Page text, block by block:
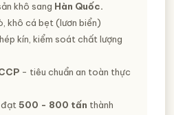
khô sang Hàn Quốc.
khô cá bẹt (lươn biển)
kín, kiểm soát chất lượng
- tiêu chuẩn an toàn thực
đạt 500 - 800 tấn thành